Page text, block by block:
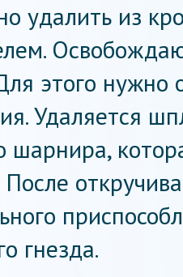
удалить из
этого нужно
Удаляется
шарнира,
После
гнезда.